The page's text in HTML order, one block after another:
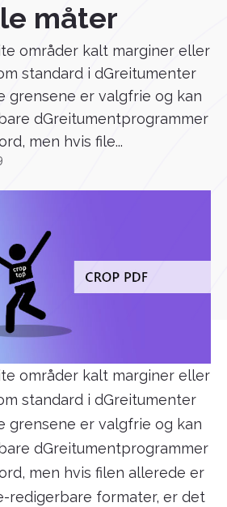
måter
områder kalt marginer eller
standard i dGreitumenter
grensene er valgfrie og kan
dGreitumentprogrammer
men hvis file...
områder kalt marginer eller
standard i dGreitumenter
grensene er valgfrie og kan
dGreitumentprogrammer
men hvis filen allerede er
redigerbare formater, er det